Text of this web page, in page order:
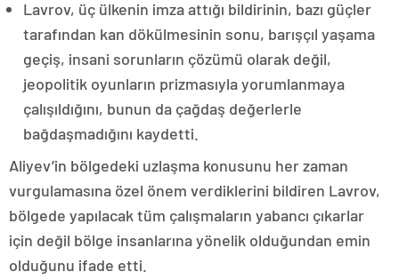
Lavrov, üç ülkenin imza attığı bildirinin, bazı güçler
tarafından kan dökülmesinin sonu, barışçıl yaşama
geçiş, insani sorunların çözümü olarak değil,
jeopolitik oyunların prizmasıyla yorumlanmaya
çalışıldığını, bunun da çağdaş değerlerle
bağdaşmadığını kaydetti.
Aliyev’in bölgedeki uzlaşma konusunu her zaman
vurgulamasına özel önem verdiklerini bildiren Lavrov,
bölgede yapılacak tüm çalışmaların yabancı çıkarlar
için değil bölge insanlarına yönelik olduğundan emin
olduğunu ifade etti.